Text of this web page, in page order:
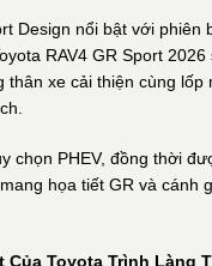
Design nổi bật với phiên
RAV4 GR Sport
thân xe cải thiện cùng lốp
chọn PHEV, đồng thời
họa tiết GR và cánh